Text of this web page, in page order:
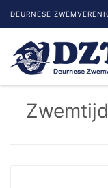
DEURNESE